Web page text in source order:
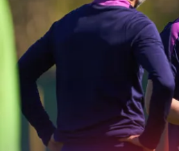
plusicon
más